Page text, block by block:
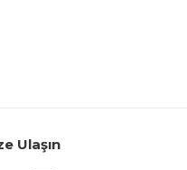
Ulaşın